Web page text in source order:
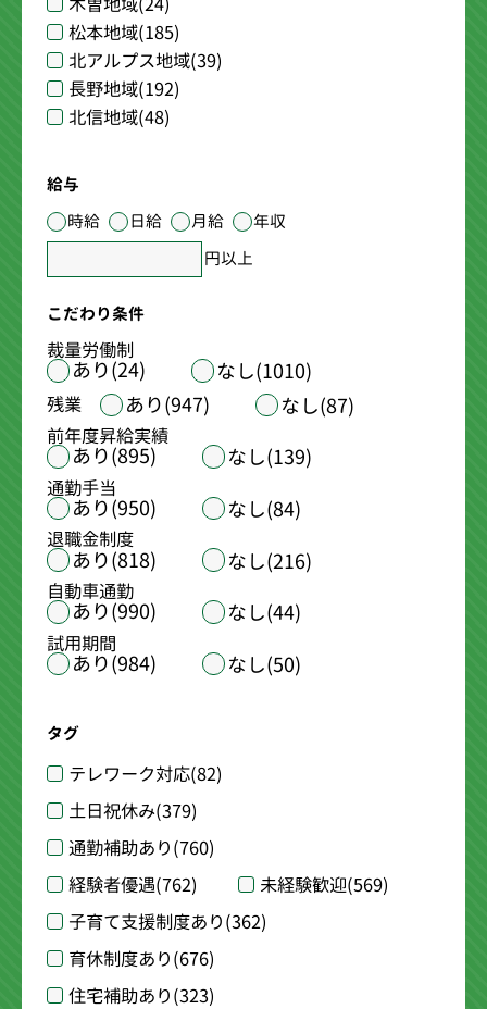
松本地域(185)
北アルプス地域(39)
長野地域(192)
北信地域(48)
給与
時給
日給 月給
年収
円以上
こだわり条件
裁量労働制
あり(24) なし(1010)
残業 あり(947) なし(87)
前年度昇給実績
あり(895) なし(139)
通勤手当
あり(950) なし(84)
退職金制度
あり(818) なし(216)
自動車通勤
あり(990) なし(44)
試用期間
あり(984) なし(50)
タグ
テレワーク対応(82)
土日祝休み(379)
通勤補助あり(760)
経験者優遇(762) 未経験歓迎(569)
子育て支援制度あり(362)
育休制度あり(676)
住宅補助あり(323)